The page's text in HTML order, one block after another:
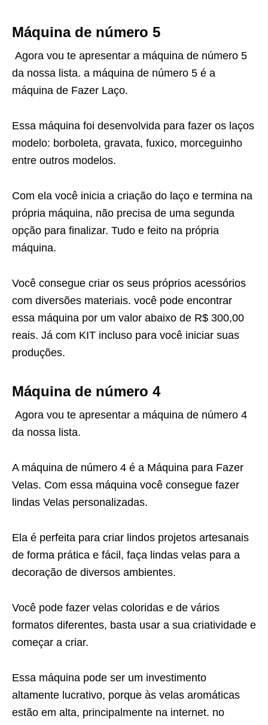
Máquina de número 5
Agora vou te apresentar a máquina de número 5
da nossa lista. a máquina de número 5 é a
máquina de Fazer Laço.
Essa máquina foi desenvolvida para fazer os laços
modelo: borboleta, gravata, fuxico, morceguinho
entre outros modelos.
Com ela você inicia a criação do laço e termina na
própria máquina, não precisa de uma segunda
opção para finalizar. Tudo e feito na própria
máquina.
Você consegue criar os seus próprios acessórios
com diversões materiais. você pode encontrar
essa máquina por um valor abaixo de R$ 300,00
reais. Já com KIT incluso para você iniciar suas
produções.
Máquina de número 4
Agora vou te apresentar a máquina de número 4
da nossa lista.
A máquina de número 4 é a Máquina para Fazer
Velas. Com essa máquina você consegue fazer
lindas Velas personalizadas.
Ela é perfeita para criar lindos projetos artesanais
de forma prática e fácil, faça lindas velas para a
decoração de diversos ambientes.
Você pode fazer velas coloridas e de vários
formatos diferentes, basta usar a sua criatividade e
começar a criar.
Essa máquina pode ser um investimento
altamente lucrativo, porque às velas aromáticas
estão em alta, principalmente na internet. no